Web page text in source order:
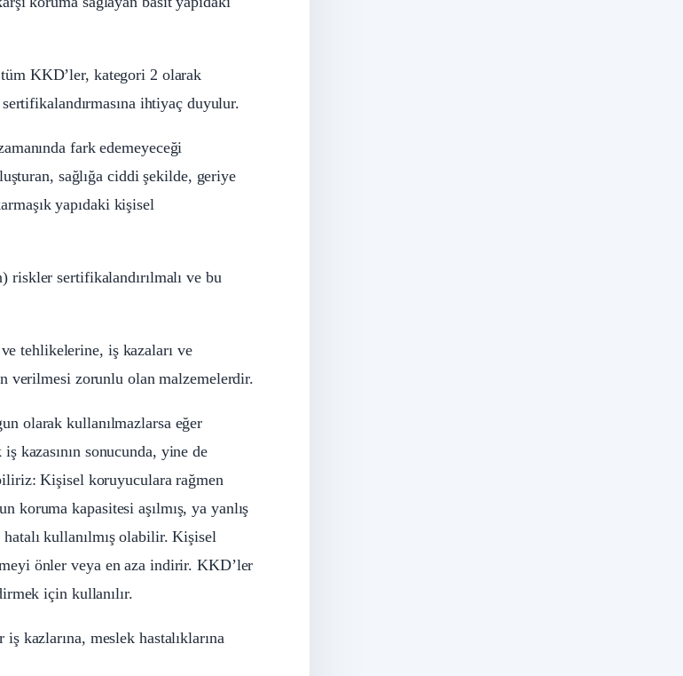
KKD’ler, kategori 2 olarak
ihtiyaç duyulur.
fark edemeyeceği
sağlığa ciddi şekilde, geriye
yapıdaki kişisel
sertifikalandırılmalı ve bu
tehlikelerine, iş kazaları ve
verilmesi zorunlu olan malzemelerdir.
olarak kullanılmazlarsa eğer
kazasının sonucunda, yine de
Kişisel koruyuculara rağmen
koruma kapasitesi aşılmış, ya yanlış
kullanılmış olabilir. Kişisel
önler veya en aza indirir. KKD’ler
için kullanılır.
kazlarına, meslek hastalıklarına